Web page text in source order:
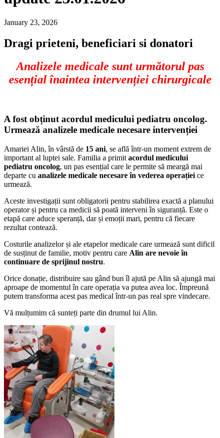
January 23, 2026
Dragi prieteni, beneficiari si donatori
Analizele medicale sunt următorul pas
esențial înaintea intervenției chirurgicale
A fost obținut acordul medicului pediatru oncolog.
Urmează analizele medicale necesare intervenției
Amariei Alin, în vârstă de 15 ani, se află într-un moment extrem de
important al luptei sale. Familia a primit acordul medicului
pediatru oncolog, un pas esențial care le permite să meargă mai
departe cu analizele medicale necesare în vederea operației ce
urmează.
Aceste investigații sunt obligatorii pentru stabilirea exactă a planului
operator și pentru ca medicii să poată interveni în siguranță. Este o
etapă care aduce speranță, dar și emoții mari, pentru că fiecare
rezultat contează.
Costurile analizelor și ale etapelor medicale care urmează sunt dificil
de susținut de familie, motiv pentru care Alin are nevoie în
continuare de sprijinul nostru.
Orice donație, distribuire sau gând bun îl ajută pe Alin să ajungă mai
aproape de momentul în care operația va putea avea loc. Împreună
putem transforma acest pas medical într-un pas real spre vindecare.
Vă mulțumim că sunteți parte din drumul lui Alin.